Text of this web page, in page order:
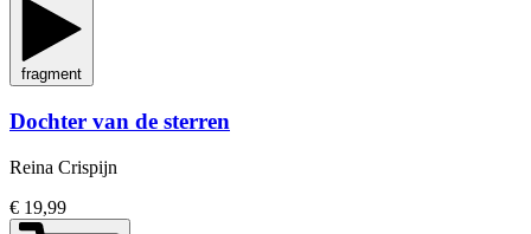
fragment
Dochter van de sterren
Reina Crispijn
€ 19,99